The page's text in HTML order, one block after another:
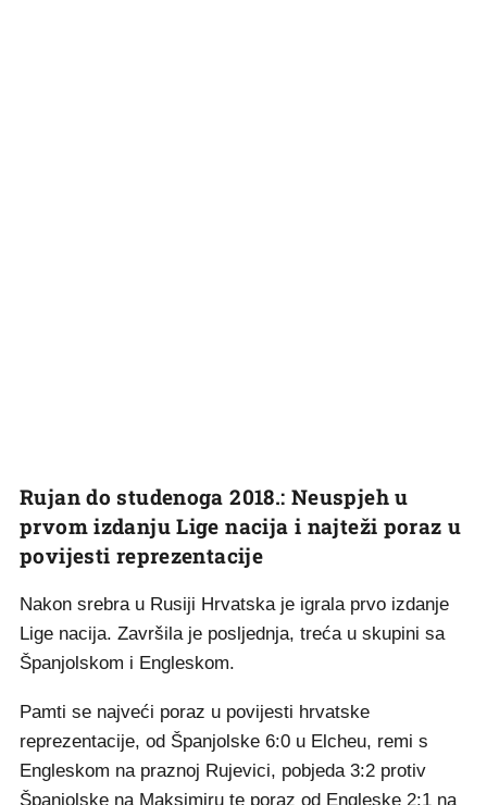
Rujan do studenoga 2018.: Neuspjeh u
prvom izdanju Lige nacija i najteži poraz u
povijesti reprezentacije
Nakon srebra u Rusiji Hrvatska je igrala prvo izdanje
Lige nacija. Završila je posljednja, treća u skupini sa
Španjolskom i Engleskom.
Pamti se najveći poraz u povijesti hrvatske
reprezentacije, od Španjolske 6:0 u Elcheu, remi s
Engleskom na praznoj Rujevici, pobjeda 3:2 protiv
Španjolske na Maksimiru te poraz od Engleske 2:1 na